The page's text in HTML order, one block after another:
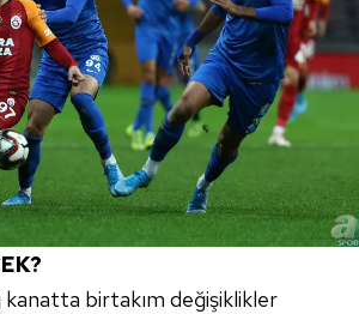
kanatta birtakım değişiklikler